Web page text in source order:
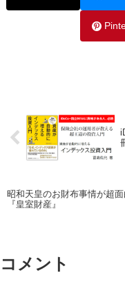
昭和天皇のお財布事情が超
『皇室財産』
コメント